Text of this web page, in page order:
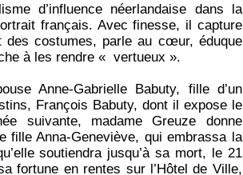
d’influence néerlandaise dans la
français. Avec finesse, il capture
des costumes, parle au cœur, éduque
à les rendre « vertueux ».
Anne-Gabrielle Babuty, fille d’un
François Babuty, dont il expose le
suivante, madame Greuze donne
fille Anna-Geneviève, qui embrassa la
soutiendra jusqu’à sa mort, le 21
fortune en rentes sur l’Hôtel de Ville,